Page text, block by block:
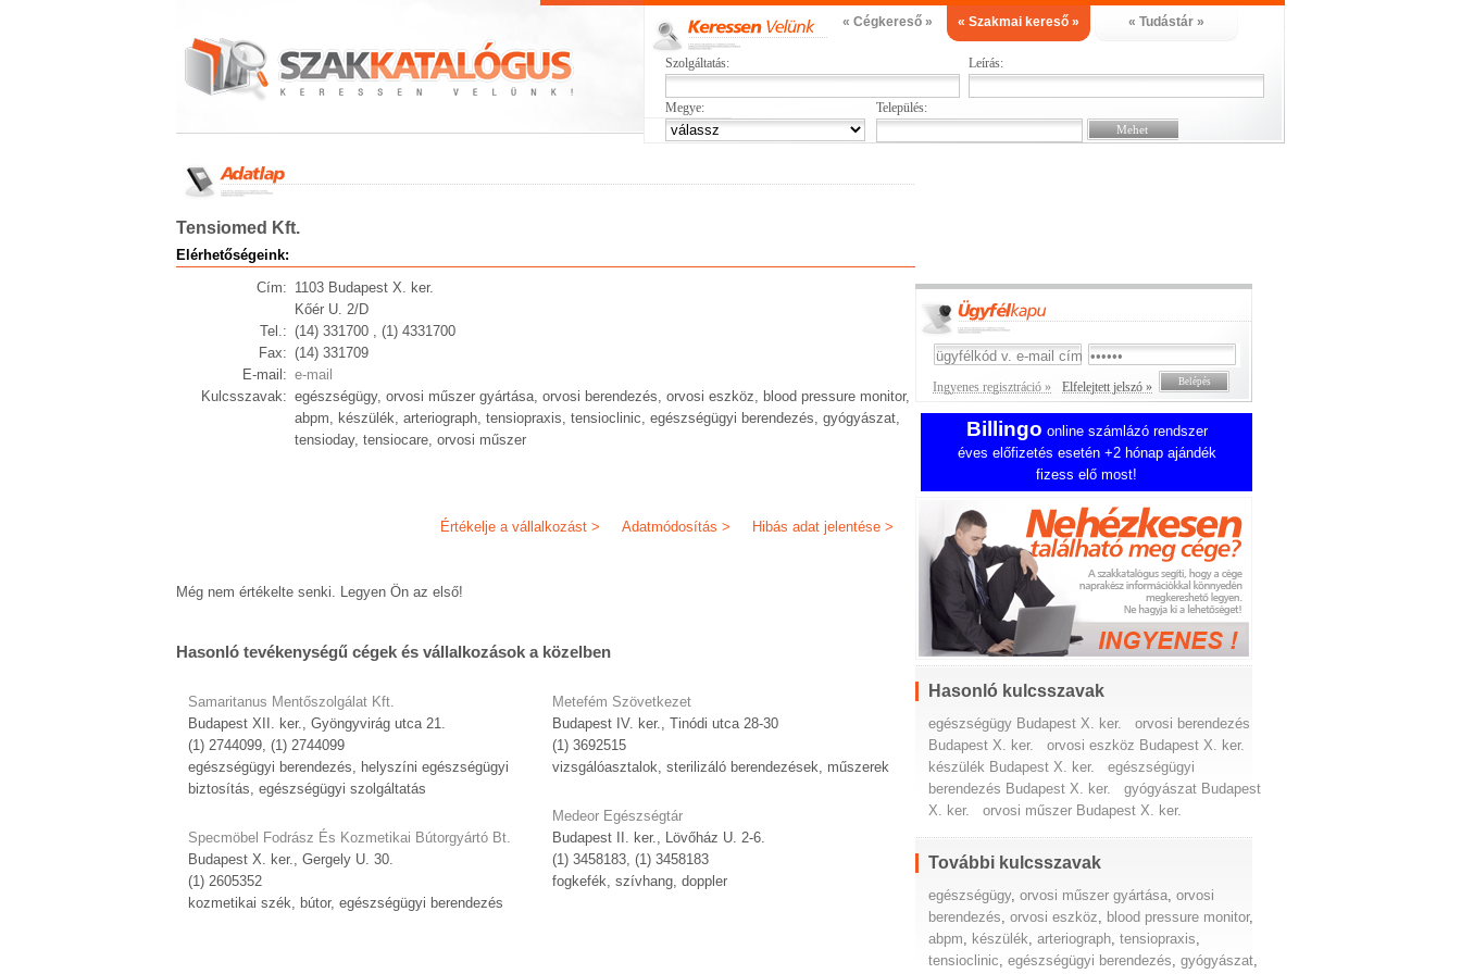
« Cégkereső » « Szakmai kereső » « Tudástár »
Szolgáltatás: Leírás:
Megye: Település:
Tensiomed Kft.
Elérhetőségeink:
Cím: 1103 Budapest X. ker.
Kőér U. 2/D
Tel.: (14) 331700 , (1) 4331700
Fax: (14) 331709
E-mail: e-mail
Kulcsszavak: egészségügy, orvosi műszer gyártása, orvosi berendezés, orvosi eszköz, blood pressure monitor,
abpm, készülék, arteriograph, tensiopraxis, tensioclinic, egészségügyi berendezés, gyógyászat,
tensioday, tensiocare, orvosi műszer
Hibás adat jelentése >
Adatmódosítás >
Értékelje a vállalkozást >
Még nem értékelte senki. Legyen Ön az első!
Hasonló tevékenységű cégek és vállalkozások a közelben
Samaritanus Mentőszolgálat Kft.
Budapest XII. ker., Gyöngyvirág utca 21.
(1) 2744099, (1) 2744099
egészségügyi berendezés, helyszíni egészségügyi
biztosítás, egészségügyi szolgáltatás
Specmöbel Fodrász És Kozmetikai Bútorgyártó Bt.
Budapest X. ker., Gergely U. 30.
(1) 2605352
kozmetikai szék, bútor, egészségügyi berendezés
Metefém Szövetkezet
Budapest IV. ker., Tinódi utca 28-30
(1) 3692515
vizsgálóasztalok, sterilizáló berendezések, műszerek
Medeor Egészségtár
Budapest II. ker., Lövőház U. 2-6.
(1) 3458183, (1) 3458183
fogkefék, szívhang, doppler
Ingyenes regisztráció » Elfelejtett jelszó »
Billingo online számlázó rendszer
éves előfizetés esetén +2 hónap ajándék
fizess elő most!
Hasonló kulcsszavak
egészségügy Budapest X. ker.
orvosi berendezés
Budapest X. ker.
orvosi eszköz Budapest X. ker.
készülék Budapest X. ker.
egészségügyi
berendezés Budapest X. ker.
gyógyászat Budapest
X. ker.
orvosi műszer Budapest X. ker.
További kulcsszavak
egészségügy,orvosi műszer gyártása,orvosi
berendezés,orvosi eszköz, blood pressure monitor,
abpm, készülék,arteriograph,tensiopraxis,
tensioclinic,egészségügyi berendezés,gyógyászat,